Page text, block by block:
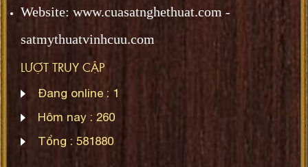
Website: www.cuasatnghethuat.com -
satmythuatvinhcuu.com
LƯỢT TRUY CẬP
Đang online : 1
Hôm nay : 260
Tổng : 581880